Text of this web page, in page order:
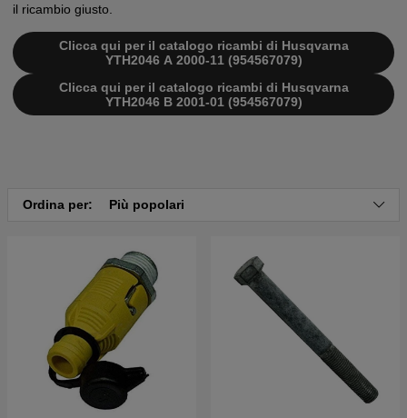
il ricambio giusto.
Clicca qui per il catalogo ricambi di Husqvarna
YTH2046 A 2000-11 (954567079)
Clicca qui per il catalogo ricambi di Husqvarna
YTH2046 B 2001-01 (954567079)
Ordina per: Più popolari